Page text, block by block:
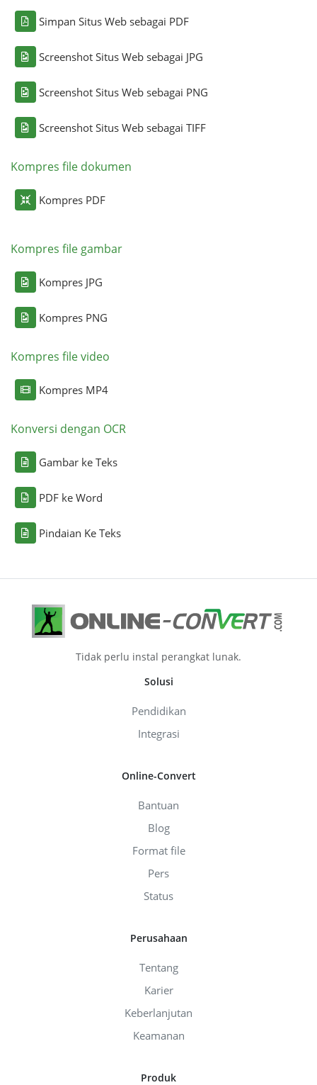
Simpan Situs Web sebagai PDF
Screenshot Situs Web sebagai JPG
Screenshot Situs Web sebagai PNG
Screenshot Situs Web sebagai TIFF
Kompres file dokumen
Kompres PDF
Kompres file gambar
Kompres JPG
Kompres PNG
Kompres file video
Kompres MP4
Konversi dengan OCR
Gambar ke Teks
PDF ke Word
Pindaian Ke Teks
Tidak perlu instal perangkat lunak.
Solusi
Pendidikan
Integrasi
Online-Convert
Bantuan
Blog
Format file
Pers
Status
Perusahaan
Tentang
Karier
Keberlanjutan
Keamanan
Produk